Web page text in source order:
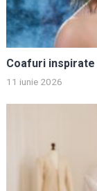
Coafuri
11 iunie 2026